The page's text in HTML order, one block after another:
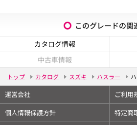
このグレードの関
カタログ情報
中古車情報
トップ カタログ スズキ ハスラー
運営会社
ご利用
個人情報保護方針
特定商